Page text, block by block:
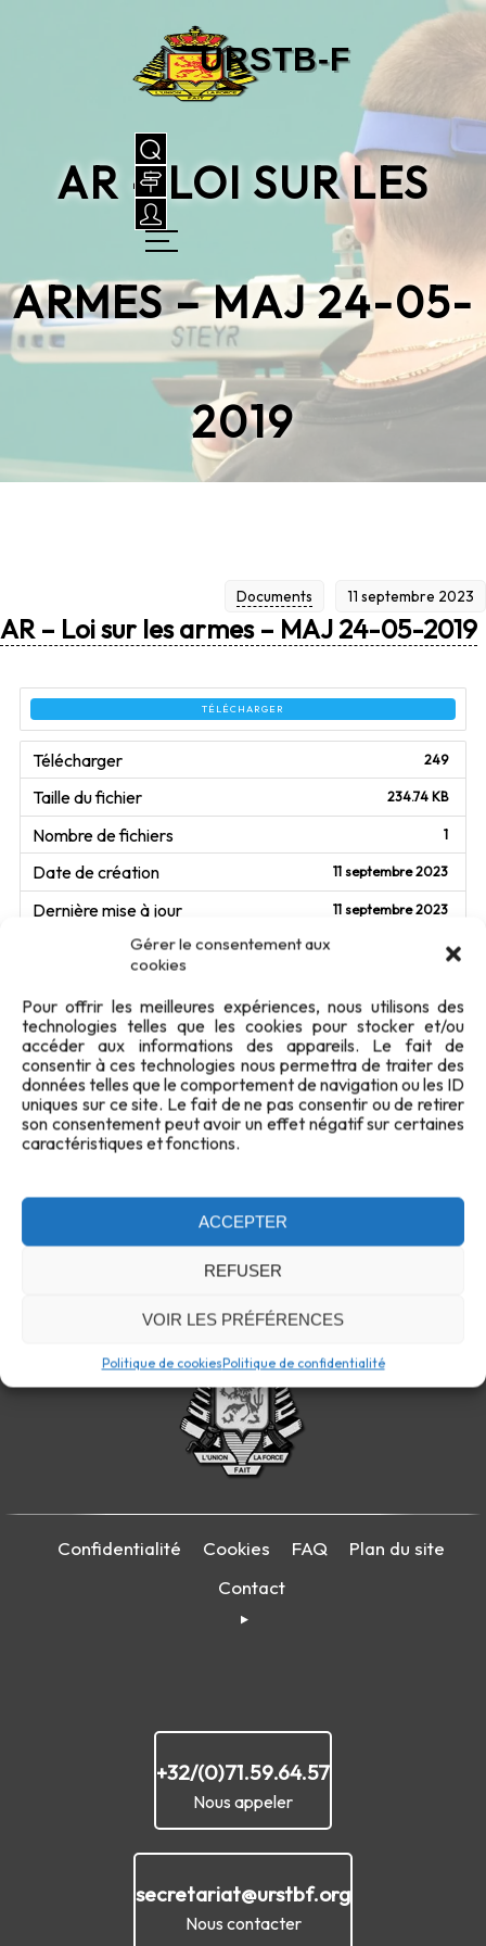
Gérer le consentement aux
cookies
Pour offrir les meilleures expériences, nous utilisons des
technologies telles que les cookies pour stocker et/ou
accéder aux informations des appareils. Le fait de
consentir à ces technologies nous permettra de traiter des
données telles que le comportement de navigation ou les ID
uniques sur ce site. Le fait de ne pas consentir ou de retirer
son consentement peut avoir un effet négatif sur certaines
caractéristiques et fonctions.
ACCEPTER
REFUSER
VOIR LES PRÉFÉRENCES
Politique de cookiesPolitique de confidentialité
AR – LOI SUR LES
ARMES – MAJ 24-05-
2019
11 septembre 2023
Documents
AR – Loi sur les armes – MAJ 24-05-2019
TÉLÉCHARGER
Télécharger 249
Taille du fichier 234.74 KB
Nombre de fichiers 1
Date de création 11 septembre 2023
Dernière mise à jour 11 septembre 2023
AR - Loi sur les armes - MAJ 24-05-2019
Loi réglant des activités économiques et individuelles avec
des armes (aussi appelée "Loi sur les armes").
Mise à jour du 25 mai 2019.
Confidentialité Cookies FAQ
Plan du site
Contact
+32/(0)71.59.64.57
Nous appeler
secretariat@urstbf.org
Nous contacter